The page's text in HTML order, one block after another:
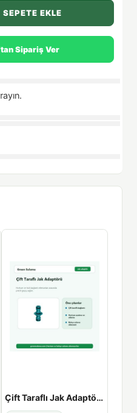
SEPETE EKLE
Sipariş Ver
Çift Taraflı Jak Adaptörü